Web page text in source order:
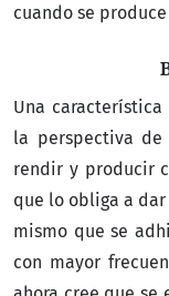
cuando se
Una
la perspectiva
rendir y producir
que lo obliga a
mismo que se
con mayor